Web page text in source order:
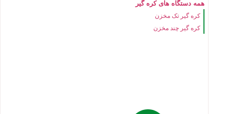
همه دستگاه های کره گیر
کره گیر تک مخزن
کره گیر چند مخزن